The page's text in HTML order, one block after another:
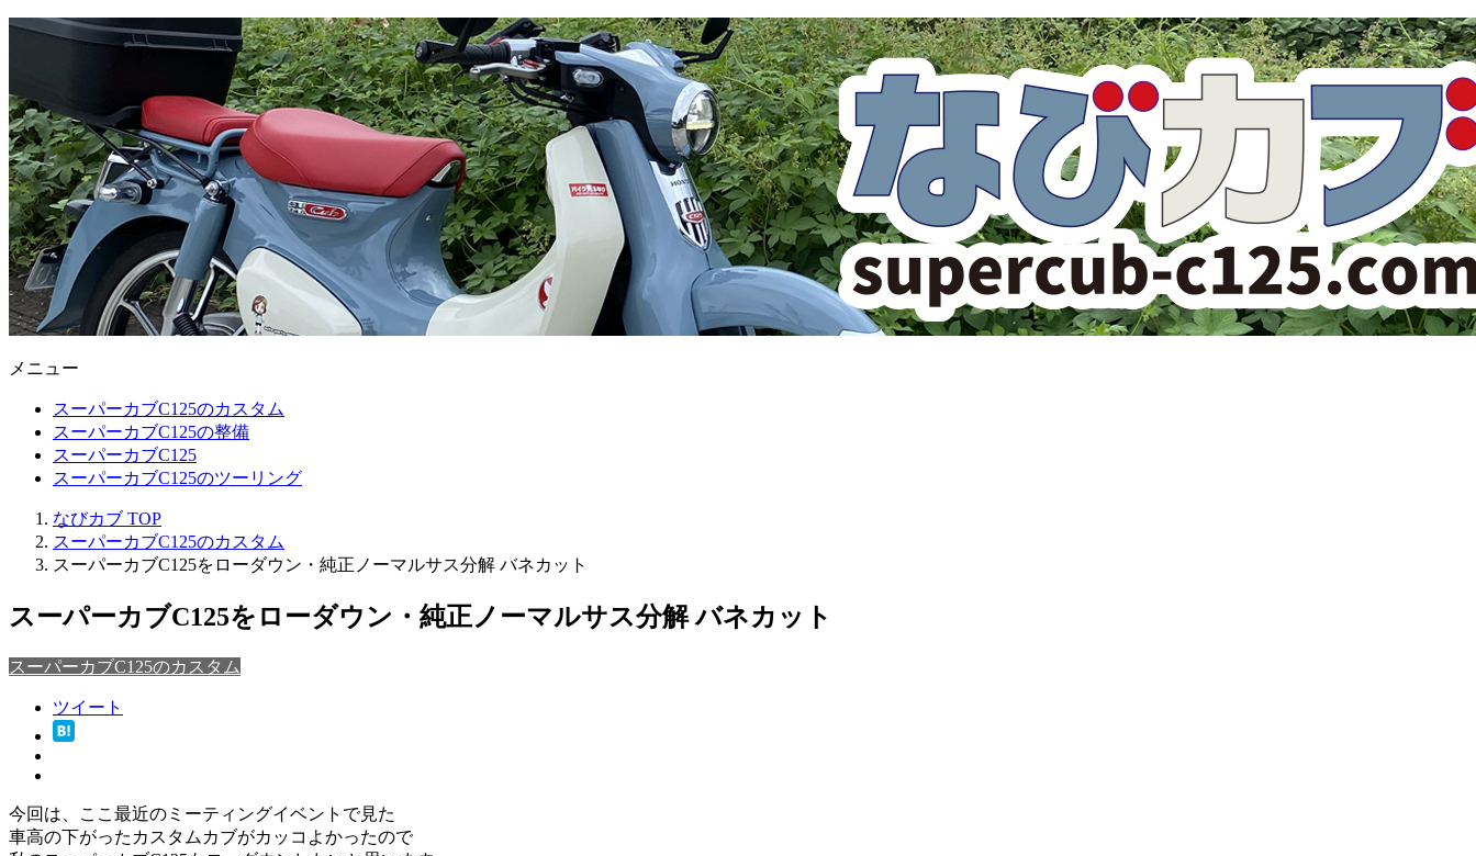
メニュー
スーパーカブC125のカスタム
スーパーカブC125の整備
スーパーカブC125
スーパーカブC125のツーリング
なびカブ TOP
スーパーカブC125のカスタム
スーパーカブC125をローダウン・純正ノーマルサス分解 バネカット
スーパーカブC125をローダウン・純正ノーマルサス分解 バネカット
スーパーカブC125のカスタム
ツイート
今回は、ここ最近のミーティングイベントで見た
車高の下がったカスタムカブがカッコよかったので